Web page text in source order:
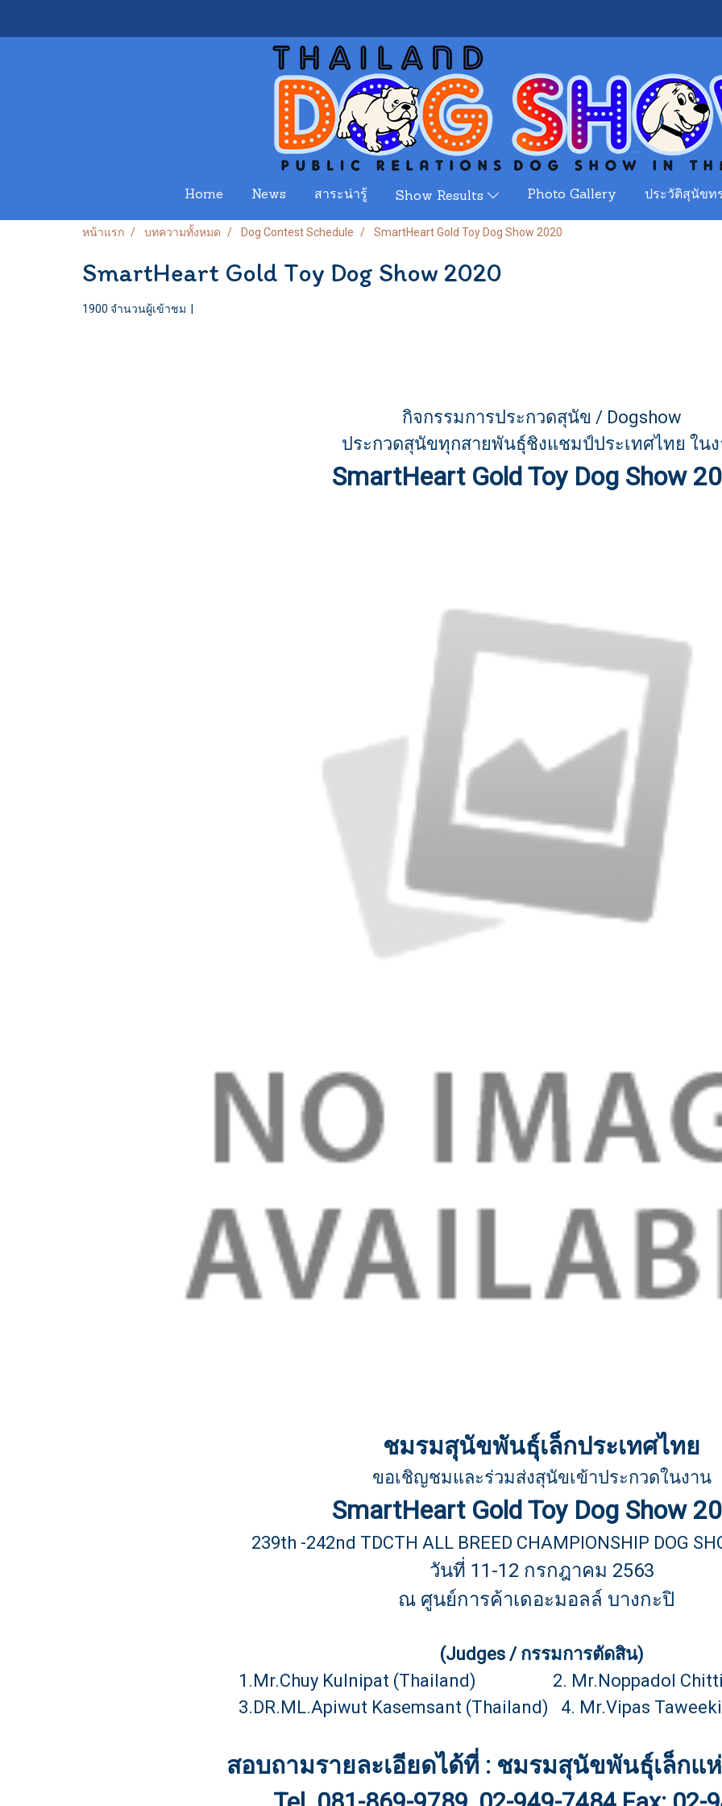
Home News สาระน่ารู้ Show Results Photo Gallery ประวัติสุนัขทร
หน้าแรก บทความทั้งหมด Dog Contest Schedule SmartHeart Gold Toy Dog Show 2020
SmartHeart Gold Toy Dog Show 2020
1900 จำนวนผู้เข้าชม |
กิจกรรมการประกวดสุนัข / Dogshow
ประกวดสุนัขทุกสายพันธุ์ชิงแชมป์ประเทศไทย ใน
SmartHeart Gold Toy Dog Show
ชมรมสุนัขพันธุ์เล็กประเทศไทย
ขอเชิญชมและร่วมส่งสุนัขเข้าประกวดในงาน
SmartHeart Gold Toy Dog Show
239th -242nd TDCTH ALL BREED CHAMPIONSHIP DOG
วันที่ 11-12 กรกฎาคม 2563
ณ ศูนย์การค้าเดอะมอลล์ บางกะปิ
(Judges / กรรมการตัดสิน)
1.Mr.Chuy Kulnipat (Thailand) 2. Mr.Noppadol
3.DR.ML.Apiwut Kasemsant (Thailand) 4. Mr.Vipas
สอบถามรายละเอียดได้ที่ : ชมรมสุนัขพันธุ์เล็กแ